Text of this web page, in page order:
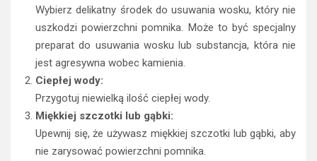
Wybierz delikatny środek do usuwania wosku, który nie
uszkodzi powierzchni pomnika. Może to być specjalny
preparat do usuwania wosku lub substancja, która nie
jest agresywna wobec kamienia.
Ciepłej wody:
Przygotuj niewielką ilość ciepłej wody.
Miękkiej szczotki lub gąbki:
Upewnij się, że używasz miękkiej szczotki lub gąbki, aby
nie zarysować powierzchni pomnika.